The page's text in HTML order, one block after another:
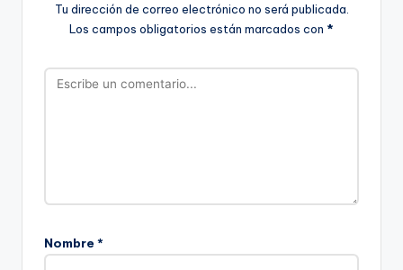
Tu dirección de correo electrónico no será publicada.
Los campos obligatorios están marcados con *
Nombre *